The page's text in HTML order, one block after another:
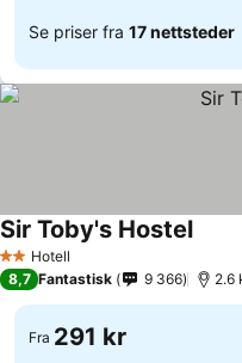
Se priser fra 17 nettsteder
2 Stjerner
Hotell
Sir Toby's Hostel
8,7 Fantastisk 9 366 2.6
Fra 291 kr